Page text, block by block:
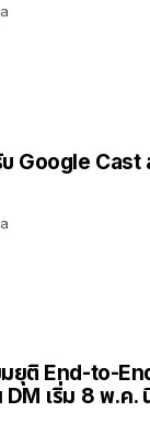
Google Cast
ยุติ End-to-
DM เริ่ม 8 พ.ค.